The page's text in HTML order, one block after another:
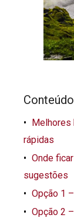
Conteúdo
rápidas
Onde
sugestões
Opção 1
Opção 2